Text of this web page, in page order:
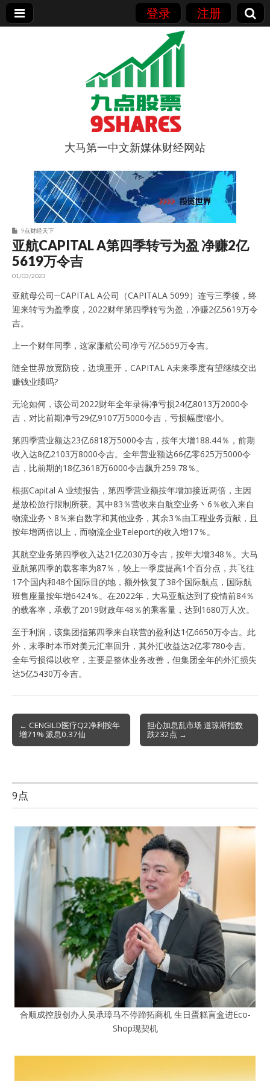
登录 注册
9点股票
大马第一中文新媒体财经网站
9点财经天下
亚航CAPITAL A第四季转亏为盈 净赚2亿
5619万令吉
01/03/2023
亚航母公司─CAPITAL A公司（CAPITALA 5099）连亏三季後，终
迎来转亏为盈季度，2022财年第四季转亏为盈，净赚2亿5619万令
吉。
上一个财年同季，这家廉航公司净亏7亿5659万令吉。
随全世界放宽防疫，边境重开，CAPITAL A未来季度有望继续交出
赚钱业绩吗?
无论如何，该公司2022财年全年录得净亏损24亿8013万2000令
吉，对比前期净亏29亿9107万5000令吉，亏损幅度缩小。
第四季营业额达23亿6818万5000令吉，按年大增188.44％，前期
收入达8亿2103万8000令吉。全年营业额达66亿零625万5000令
吉，比前期的18亿3618万6000令吉飙升259.78％。
根据Capital A 业绩报告，第四季营业额按年增加接近两倍，主因
是放松旅行限制所获。其中83％营收来自航空业务丶6％收入来自
物流业务丶8％来自数字和其他业务，其余3％由工程业务贡献，且
按年增两倍以上，而物流企业Teleport的收入增17％。
其航空业务第四季收入达21亿2030万令吉，按年大增348％。大马
亚航第四季的载客率为87％，较上一季度提高1个百分点，共飞往
17个国内和48个国际目的地，额外恢复了38个国际航点，国际航
班售座量按年增6424％。在2022年，大马亚航达到了疫情前84％
的载客率，承载了2019财政年48％的乘客量，达到1680万人次。
至于利润，该集团指第四季来自联营的盈利达1亿6650万令吉。此
外，末季时本币对美元汇率回升，其外汇收益达2亿零780令吉。
全年亏损得以收窄，主要是整体业务改善，但集团全年的外汇损失
达5亿5430万令吉。
Post
navigation
← CENGILD医疗Q2净利按年
增71% 派息0.37仙
担心加息乱市场 道琼斯指数
跌232点 →
9点
合顺成控股创办人吴承璋马不停蹄拓商机 生日蛋糕盲盒进Eco-
Shop现契机